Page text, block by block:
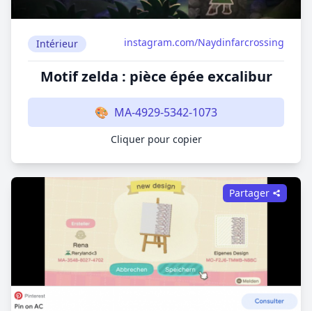
Intérieur instagram.com/Naydinfarcrossing
Motif zelda : pièce épée excalibur
🎨 MA-4929-5342-1073
Cliquer pour copier
Partager